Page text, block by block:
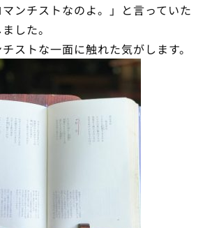
ンチストなのよ。」と言っていた
した。
ストな一面に触れた気がします。